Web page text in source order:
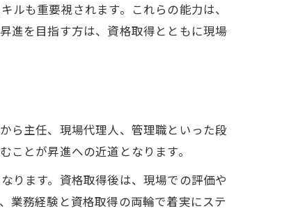
も重要視されます。これらの能力は、
進を目指す方は、資格取得とともに現場
ら主任、現場代理人、管理職といった段
とが昇進への近道となります。
ります。資格取得後は、現場での評価や
業務経験と資格取得の両輪で着実にステ